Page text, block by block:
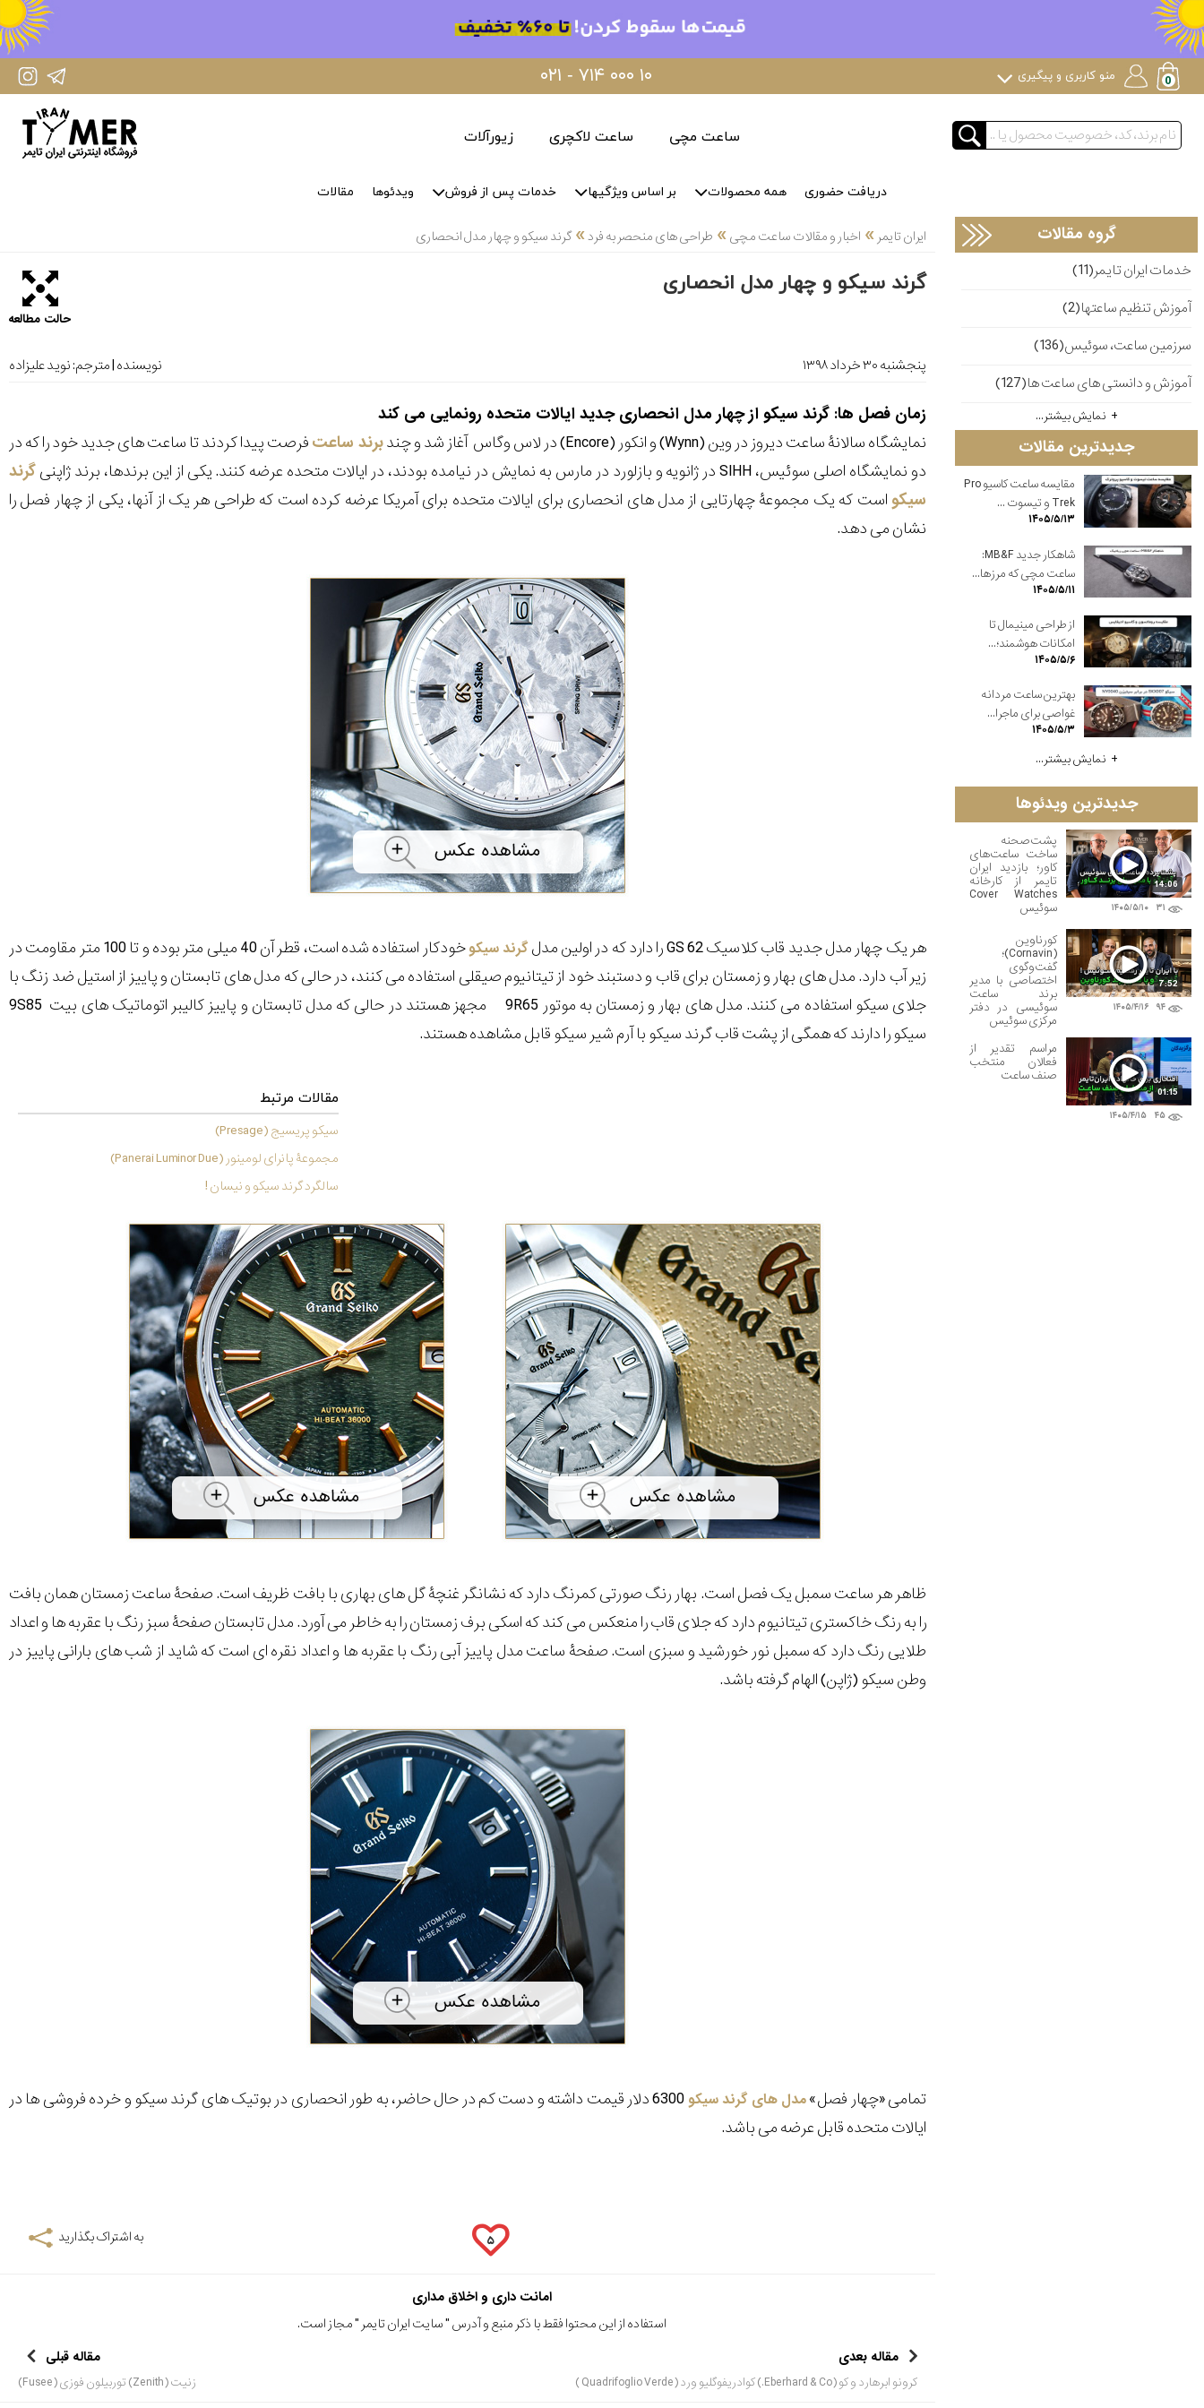
IranTimer Instagram Page ۰۲۱ - ۷۱۴ ۰۰۰ ۱۰ منو کاربری و پیگیری
ساعت مچی ساعت لاکچری زیورآلات
دریافت حضوری همه محصولات بر اساس ویژگیها خدمات پس از فروش ویدئوها مقالات
ایران تایمر » اخبار و مقالات ساعت مچی» طراحی های منحصر به فرد» گرند سیکو و چهار مدل انحصاری
گرند سیکو و چهار مدل انحصاری
حالت مطالعه
پنجشنبه ۳۰ خرداد ۱۳۹۸ نویسنده | مترجم:نوید علیزاده
زمان فصل ها: گرند سیکو از چهار مدل انحصاری جدید ایالات متحده رونمایی می کند
نمایشگاه سالانۀ ساعت دیروز در وین (Wynn) و انکور (Encore) در لاس وگاس آغاز شد و چند
برند ساعتفرصت پیدا کردند تا ساعت های جدید خود را که در
دو نمایشگاه اصلی سوئیس، SIHH در ژانویه و بازلورد در مارس به نمایش در نیامده بودند، در ایالات متحده عرضه کنند. یکی از این برندها، برند ژاپنی
گرند
سیکو است که یک مجموعۀ چهارتایی از مدل های انحصاری برای ایالات متحده برای آمریکا عرضه کرده است که طراحی هر یک از آنها، یکی از چهار فصل را
نشان می دهد.
هر یک چهار مدل جدید قاب کلاسیک 62 GS را دارد که در اولین مدل گرند سیکو
خودکار استفاده شده است، قطر آن 40 میلی متر بوده و تا 100 متر مقاومت در
زیر آب دارد. مدل های بهار و زمستان برای قاب و دستبند خود از تیتانیوم صیقلی استفاده می کنند، در حالی که مدل های تابستان و پاییز از استیل ضد زنگ با
جلای سیکو استفاده می کنند. مدل های بهار و زمستان به موتور 9R65 مجهز هستند در حالی که مدل تابستان و پاییز کالیبر اتوماتیک های بیت 9S85
سیکو را دارند که همگی از پشت قاب گرند سیکو با آرم شیر سیکو قابل مشاهده هستند.
مقالات مرتبط
سیکو پریسیج (Presage)
مجموعۀ پانرای لومینور (Panerai Luminor Due)
سالگرد گرند سیکو و نیسان !
ظاهر هر ساعت سمبل یک فصل است. بهار رنگ صورتی کمرنگ دارد که نشانگر غنچۀ گل های بهاری با بافت ظریف است. صفحۀ ساعت زمستان همان بافت
را به رنگ خاکستری تیتانیوم دارد که جلای قاب را منعکس می کند که اسکی برف زمستان را به خاطر می آورد. مدل تابستان صفحۀ سبز رنگ با عقربه ها و اعداد
طلایی رنگ دارد که سمبل نور خورشید و سبزی است. صفحۀ ساعت مدل پاییز آبی رنگ با عقربه ها و اعداد نقره ای است که شاید از شب های بارانی پاییز در
وطن سیکو (ژاپن) الهام گرفته باشد.
تمامی «چهار فصل»مدل های گرند سیکو
6300 دلار قیمت داشته و دست کم در حال حاضر، به طور انحصاری در بوتیک های گرند سیکو و خرده فروشی ها در
ایالات متحده قابل عرضه می باشد.
۵ به اشتراک بگذارید
امانت داری و اخلاق مداری
استفاده از این محتوا فقط با ذکر منبع و آدرس "سایت ایران تایمر " مجاز است.
مقاله بعدی
کرونو ابرهارد و کو (Eberhard & Co.) کوادریفوگلیو ورد (Quadrifoglio Verde )
مقاله قبلی
زنیت (Zenith) توربیلون فوزی (Fusee)
گروه مقالات
خدمات ایران تایمر(11)
آموزش تنظیم ساعتها(2)
سرزمین ساعت، سوئیس(136)
آموزش و دانستی های ساعت ها(127)
نمایش بیشتر...
جدیدترین مقالات
مقایسه ساعت کاسیو Pro
Trek و تیسوت ...
۱۴۰۵/۵/۱۳
شاهکار جدید MB&F:
ساعت مچی که مرزها...
۱۴۰۵/۵/۱۱
از طراحی مینیمال تا
امکانات هوشمند؛...
۱۴۰۵/۵/۶
بهترین ساعت مردانه
غواصی برای ماجرا...
۱۴۰۵/۵/۳
نمایش بیشتر...
جدیدترین ویدئوها
۳۱ ۱۴۰۵/۵/۱۰
14:06
پشت‌صحنه
ساخت ساعت‌های
کاور؛ بازدید ایران
تایمر از کارخانه
Cover Watches
سوئیس
۹۴ ۱۴۰۵/۴/۱۶
7:52
کورناوین
(Cornavin)؛
گفت‌وگوی
اختصاصی با مدیر
برند ساعت
سوئیسی در دفتر
مرکزی سوئیس
۴۵ ۱۴۰۵/۴/۱۵
01:15
مراسم تقدیر از
فعالان منتخب
صنف ساعت